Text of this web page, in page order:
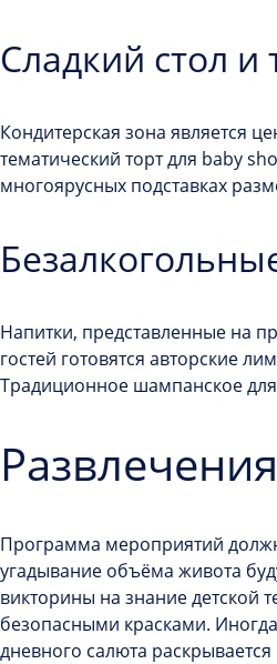
Сладкий стол и
Кондитерская зона является
тематический торт для baby
многоярусных подставках
Напитки, представленные на
гостей готовятся авторские
Традиционное шампанское
Программа мероприятий
угадывание объёма живота
викторины на знание детской
безопасными красками.
дневного салюта